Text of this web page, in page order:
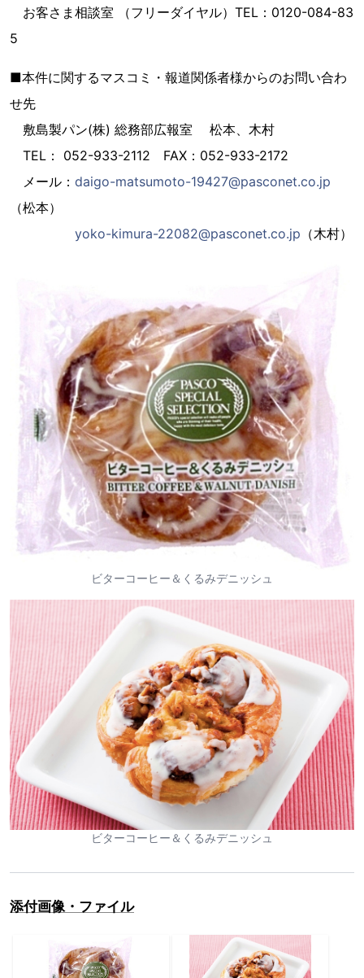
お客さま相談室 （フリーダイヤル）TEL：0120-084-83
5
■本件に関するマスコミ・報道関係者様からのお問い合わ
せ先
敷島製パン(株) 総務部広報室 松本、木村
TEL： 052-933-2112 FAX：052-933-2172
メール： daigo-matsumoto-19427@pasconet.co.jp
（松本）
yoko-kimura-22082@pasconet.co.jp （木村）
ビターコーヒー＆くるみデニッシュ
ビターコーヒー＆くるみデニッシュ
添付画像・ファイル